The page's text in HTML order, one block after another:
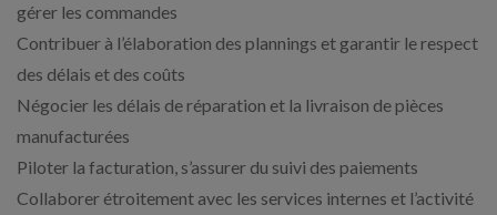
gérer les commandes
Contribuer à l’élaboration des plannings et garantir le respect
des délais et des coûts
Négocier les délais de réparation et la livraison de pièces
manufacturées
Piloter la facturation, s’assurer du suivi des paiements
Collaborer étroitement avec les services internes et l’activité